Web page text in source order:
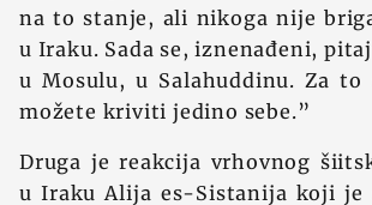
na to stanje, ali nikoga nije
u Iraku. Sada se, iznenađeni,
u Mosulu, u Salahuddinu. Za to
možete kriviti jedino sebe.”
Druga je reakcija vrhovnog
u Iraku Alija es-Sistanija koji je